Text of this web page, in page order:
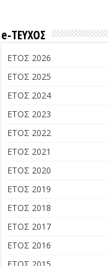
e-ΤΕΥΧΟΣ
ΕΤΟΣ 2026
ΕΤΟΣ 2025
ΕΤΟΣ 2024
ΕΤΟΣ 2023
ΕΤΟΣ 2022
ΕΤΟΣ 2021
ΕΤΟΣ 2020
ΕΤΟΣ 2019
ΕΤΟΣ 2018
ΕΤΟΣ 2017
ΕΤΟΣ 2016